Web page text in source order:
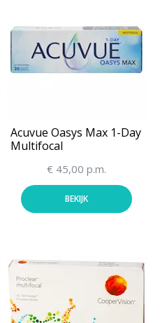
Acuvue Oasys Max 1-Day
Multifocal
€ 45,00 p.m.
BEKIJK